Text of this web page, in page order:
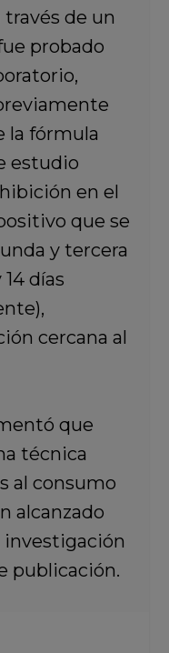
de un
probado
la fórmula
estudio
en el
que se
y tercera
días
cercana al
que
técnica
al consumo
alcanzado
investigación
publicación.